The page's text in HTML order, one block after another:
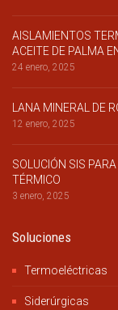
AISLAMIENTOS
ACEITE DE PALMA
24 enero, 2025
LANA MINERAL DE
12 enero, 2025
SOLUCIÓN SIS
TÉRMICO
3 enero, 2025
Soluciones
Termoeléctricas
Siderúrgicas